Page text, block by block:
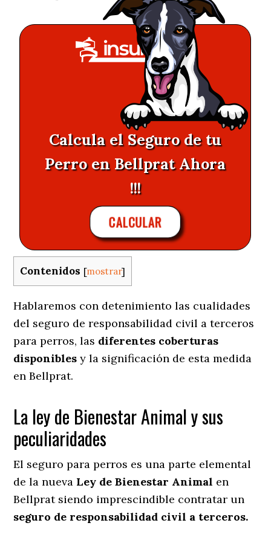
Calcula el Seguro de tu
Perro en Bellprat Ahora
!!!
CALCULAR
Contenidos [mostrar]
Hablaremos con detenimiento las cualidades
del seguro de responsabilidad civil a terceros
para perros, las diferentes coberturas
disponibles y la significación de esta medida
en Bellprat.
La ley de Bienestar Animal y sus
peculiaridades
El seguro para perros es una parte elemental
de la nueva Ley de Bienestar Animal en
Bellprat siendo imprescindible contratar un
seguro de responsabilidad civil a terceros.